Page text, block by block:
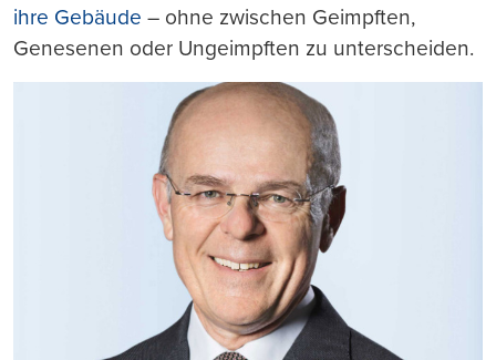
ihre Gebäude – ohne zwischen Geimpften,
Genesenen oder Ungeimpften zu unterscheiden.